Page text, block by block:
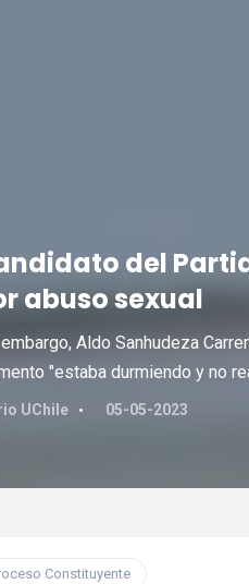
del
abuso sexual
Aldo Sanhudeza
"estaba durmiendo y no
UChile 05-05-2023
Constituyente